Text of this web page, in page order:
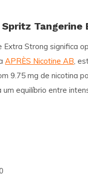
Spritz
Extra Strong significa
APRÈS Nicotine AB ,
9.75 mg de nicotina
equilíbrio entre